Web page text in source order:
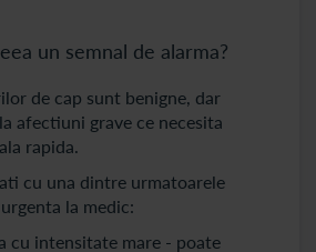
un semnal de alarma?
de cap sunt benigne, dar
afectiuni grave ce necesita
rapida.
cu una dintre urmatoarele
la medic:
cu intensitate mare - poate